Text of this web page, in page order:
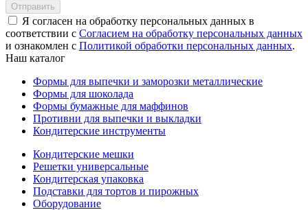
Отправить
Я согласен на обработку персональных данных в
соответствии с Согласием на обработку персональных данных
и ознакомлен с Политикой обработки персональных данных.
Наш каталог
Формы для выпечки и заморозки металлические
Формы для шоколада
Формы бумажные для маффинов
Противни для выпечки и выкладки
Кондитерские инструменты
Кондитерские мешки
Решетки универсальные
Кондитерская упаковка
Подставки для тортов и пирожных
Оборудование